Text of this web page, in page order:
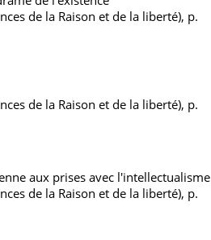
de la Raison et de la liberté), p.
de la Raison et de la liberté), p.
aux prises avec l'intellectualisme
de la Raison et de la liberté), p.